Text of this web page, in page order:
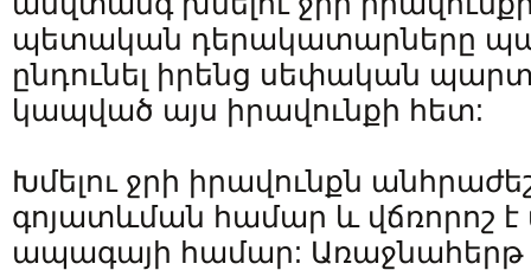
պետական դերակատարները
ընդունել իրենց սեփական
կապված այս իրավունքի հետ:
Խմելու ջրի իրավունքն
գոյատևման համար և վճռորոշ է
ապագայի համար: Առաջնահերթ